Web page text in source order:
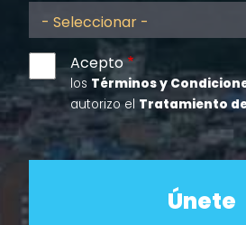
Acepto
los Términos y
autorizo el Tratamiento